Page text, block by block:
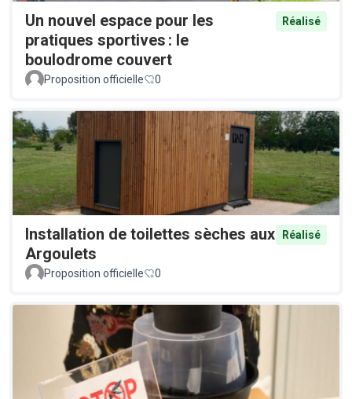
Un nouvel espace pour les
pratiques sportives : le
boulodrome couvert
Réalisé
Proposition officielle 0
Installation de toilettes sèches aux
Argoulets
Réalisé
Proposition officielle 0